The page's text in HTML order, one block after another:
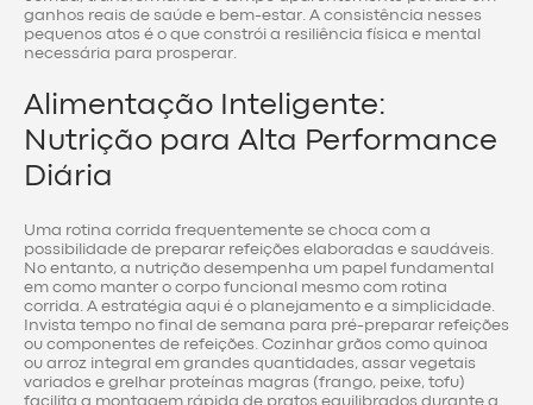
ganhos reais de saúde e bem-estar. A consistência nesses
pequenos atos é o que constrói a resiliência física e mental
necessária para prosperar.
Alimentação Inteligente:
Nutrição para Alta Performance
Diária
Uma rotina corrida frequentemente se choca com a
possibilidade de preparar refeições elaboradas e saudáveis.
No entanto, a nutrição desempenha um papel fundamental
em como manter o corpo funcional mesmo com rotina
corrida. A estratégia aqui é o planejamento e a simplicidade.
Invista tempo no final de semana para pré-preparar refeições
ou componentes de refeições. Cozinhar grãos como quinoa
ou arroz integral em grandes quantidades, assar vegetais
variados e grelhar proteínas magras (frango, peixe, tofu)
facilita a montagem rápida de pratos equilibrados durante a